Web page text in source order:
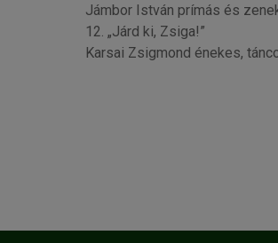
Jámbor István prímás és
12. „Járd ki, Zsiga!”
Karsai Zsigmond énekes,